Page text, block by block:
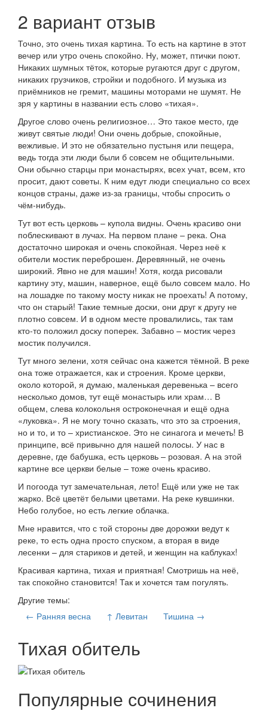
2 вариант отзыв
Точно, это очень тихая картина. То есть на картине в этот
вечер или утро очень спокойно. Ну, может, птички поют.
Никаких шумных тёток, которые ругаются друг с другом,
никаких грузчиков, стройки и подобного. И музыка из
приёмников не гремит, машины моторами не шумят. Не
зря у картины в названии есть слово «тихая».
Другое слово очень религиозное… Это такое место, где
живут святые люди! Они очень добрые, спокойные,
вежливые. И это не обязательно пустыня или пещера,
ведь тогда эти люди были б совсем не общительными.
Они обычно старцы при монастырях, всех учат, всем, кто
просит, дают советы. К ним едут люди специально со всех
концов страны, даже из-за границы, чтобы спросить о
чём-нибудь.
Тут вот есть церковь – купола видны. Очень красиво они
поблескивают в лучах. На первом плане – река. Она
достаточно широкая и очень спокойная. Через неё к
обители мостик переброшен. Деревянный, не очень
широкий. Явно не для машин! Хотя, когда рисовали
картину эту, машин, наверное, ещё было совсем мало. Но
на лошадке по такому мосту никак не проехать! А потому,
что он старый! Такие темные доски, они друг к другу не
плотно совсем. И в одном месте провалились, так там
кто-то положил доску поперек. Забавно – мостик через
мостик получился.
Тут много зелени, хотя сейчас она кажется тёмной. В реке
она тоже отражается, как и строения. Кроме церкви,
около которой, я думаю, маленькая деревенька – всего
несколько домов, тут ещё монастырь или храм… В
общем, слева колокольня остроконечная и ещё одна
«луковка». Я не могу точно сказать, что это за строения,
но и то, и то – христианское. Это не синагога и мечеть! В
принципе, всё привычно для нашей полосы. У нас в
деревне, где бабушка, есть церковь – розовая. А на этой
картине все церкви белые – тоже очень красиво.
И погоода тут замечательная, лето! Ещё или уже не так
жарко. Всё цветёт белыми цветами. На реке кувшинки.
Небо голубое, но есть легкие облачка.
Мне нравится, что с той стороны две дорожки ведут к
реке, то есть одна просто спуском, а вторая в виде
лесенки – для стариков и детей, и женщин на каблуках!
Красивая картина, тихая и приятная! Смотришь на неё,
так спокойно становится! Так и хочется там погулять.
Другие темы:
← Ранняя весна
↑ Левитан Тишина →
Тихая обитель
Популярные сочинения